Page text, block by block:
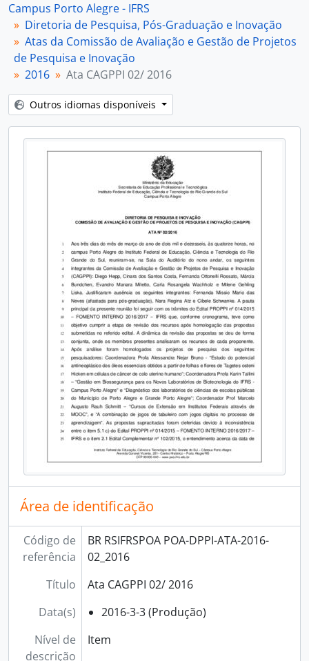
[Item] Ata CAGPPI 06/ 2016
[Item] Ata CAGPPI 07/ 2016
[Item] Ata CAGPPI 08/ 2016
[Item] Ata CAGPPI 09/ 2016
[Item] Ata CAGPPI 10/ 2016
[Item] Ata CAGPPI 11/ 2016
[Item] Ata CAGPPI 12/ 2016
[Subséries] 2017
[Subséries] 2019
[Subséries] 2020
[Subséries] 2021
[Subséries] 2022
[Subséries] 2023
[Subséries] 2024
[Subséries] 2025
[Subséries] 2026
[Subfundos] Núcleo de Memória
Campus Porto Alegre - IFRS
Diretoria de Pesquisa, Pós-Graduação e Inovação
Atas da Comissão de Avaliação e Gestão de Projetos
de Pesquisa e Inovação
2016
Ata CAGPPI 02/ 2016
Outros idiomas disponíveis
Área de identificação
Código de
referência
BR RSIFRSPOA POA-DPPI-ATA-2016-
02_2016
Título
Ata CAGPPI 02/ 2016
Data(s)
2016-3-3 (Produção)
Nível de
descrição
Item